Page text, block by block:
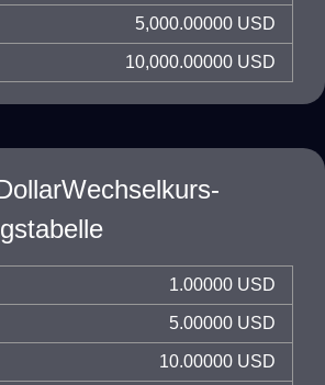
5,000.00000 USD
10,000.00000 USD
1.00000 USD
5.00000 USD
10.00000 USD